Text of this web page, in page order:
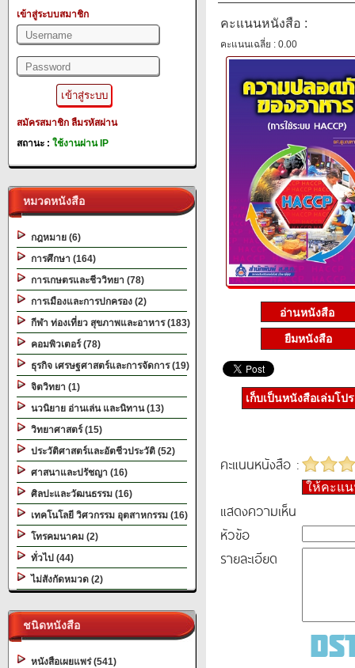
เข้าสู่ระบบสมาชิก
สมัครสมาชิก ลืมรหัสผ่าน
สถานะ : ใช้งานผ่าน IP
หมวดหนังสือ
กฎหมาย (6)
การศึกษา (164)
การเกษตรและชีววิทยา (78)
การเมืองและการปกครอง (2)
กีฬา ท่องเที่ยว สุขภาพและอาหาร (183)
คอมพิวเตอร์ (78)
ธุรกิจ เศรษฐศาสตร์และการจัดการ (19)
จิตวิทยา (1)
นวนิยาย อ่านเล่น และนิทาน (13)
วิทยาศาสตร์ (15)
ประวัติศาสตร์และอัตชีวประวัติ (52)
ศาสนาและปรัชญา (16)
ศิลปะและวัฒนธรรม (16)
เทคโนโลยี วิศวกรรม อุตสาหกรรม (16)
โทรคมนาคม (2)
ทั่วไป (44)
ไม่สังกัดหมวด (2)
ชนิดหนังสือ
หนังสือเผยแพร่ (541)
คะแนนหนังสือ :
คะแนนเฉลี่ย : 0.00
ยืมหนังสือ
เก็บเป็นหนังสือเล่มโป
คะแนนหนังสือ :
ให้คะแ
แสดงความเห็น
หัวข้อ
รายละเอียด